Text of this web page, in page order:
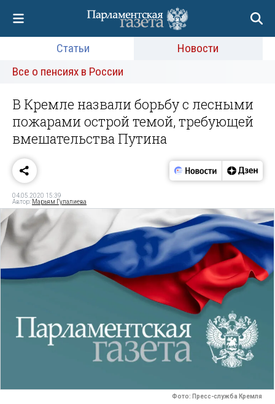
Статьи
Новости
Все о пенсиях в России
В Кремле назвали борьбу с лесными
пожарами острой темой, требующей
вмешательства Путина
04.05.2020 15:39
Автор: Марьям Гулалиева
Фото: Пресс-служба Кремля